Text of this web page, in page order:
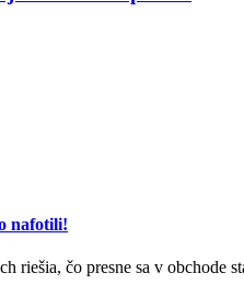
nafotili!
riešia, čo presne sa v obchode